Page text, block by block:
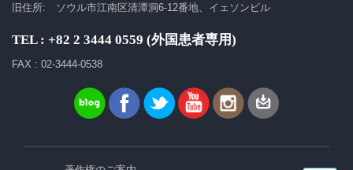
旧住所: ソウル市江南区清潭洞6-12番地、イェソンビル
TEL : +82 2 3444 0559 (外国患者専用)
FAX : 02-3444-0538